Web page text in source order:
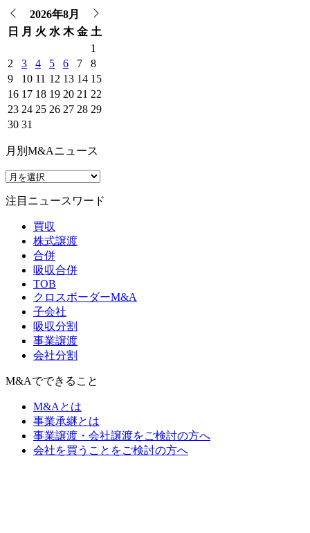
2026年8月
日
月 火 水 木 金 土
1
2
3 4 5 6 7
8
9
10 11 12 13 14 15
16 17 18 19 20 21 22
23 24 25 26 27 28 29
30 31
月別M&Aニュース
注目ニュースワード
買収
株式譲渡
合併
吸収合併
TOB
クロスボーダーM&A
子会社
吸収分割
事業譲渡
会社分割
M&Aでできること
M&Aとは
事業承継とは
事業譲渡・会社譲渡をご検討の方へ
会社を買うことをご検討の方へ